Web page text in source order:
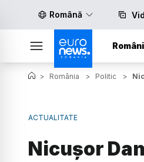
Română
> România > Politic >
ACTUALITATE
Nicușor